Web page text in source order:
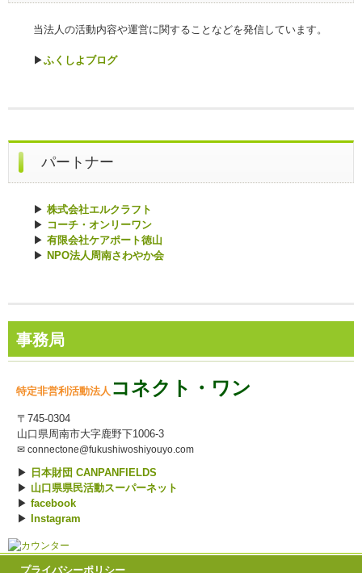
当法人の活動内容や運営に関することなどを発信しています。
▶ふくしよブログ
パートナー
▶株式会社エルクラフト
▶ コーチ・オンリーワン
▶有限会社ケアポート徳山
▶ NPO法人周南さわやか会
事務局
特定非営利活動法人 コネクト・ワン
〒745-0304
山口県周南市大字鹿野下1006-3
✉ connectone@fukushiwoshiyouyo.com
▶ 日本財団 CANPANFIELDS
▶ 山口県県民活動スーパーネット
▶facebook
▶
Instagram
プライバシーポリシー